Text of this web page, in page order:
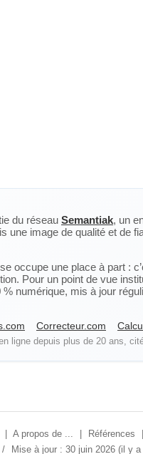
du réseau Semantiak, un
une image de qualité et de
occupe une place à part :
Pour un point de vue
numérique, mis à jour
Correcteur.com
ligne depuis plus de 20 ans,
A propos de ... Références
/ Mise à jour : 30 juin 2026 (il y